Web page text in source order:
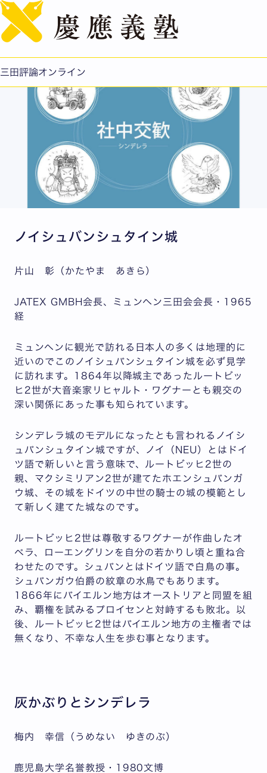
三田評論オンライン
シンデレラ
ノイシュバンシュタイン城
片山 彰（かたやま あきら）
JATEX GMBH会長、ミュンヘン三田会会長・1965
経
ミュンヘンに観光で訪れる日本人の多くは地理的に
近いのでこのノイシュバンシュタイン城を必ず見学
に訪れます。1864年以降城主であったルートビッ
ヒ2世が大音楽家リヒャルト・ワグナーとも親交の
深い関係にあった事も知られています。
シンデレラ城のモデルになったとも言われるノイシ
ュバンシュタイン城ですが、ノイ（NEU）とはドイ
ツ語で新しいと言う意味で、ルートビッヒ2世の
親、マクシミリアン2世が建てたホエンシュバンガ
ウ城、その城をドイツの中世の騎士の城の模範とし
て新しく建てた城なのです。
ルートビッヒ2世は尊敬するワグナーが作曲したオ
ペラ、ローエングリンを自分の若かりし頃と重ね合
わせたのです。シュバンとはドイツ語で白鳥の事。
シュバンガウ伯爵の紋章の水鳥でもあります。
1866年にバイエルン地方はオーストリアと同盟を組
み、覇権を試みるプロイセンと対峙するも敗北。以
後、ルートビッヒ2世はバイエルン地方の主権者では
無くなり、不幸な人生を歩む事となります。
灰かぶりとシンデレラ
梅内 幸信（うめない ゆきのぶ）
鹿児島大学名誉教授・1980文博